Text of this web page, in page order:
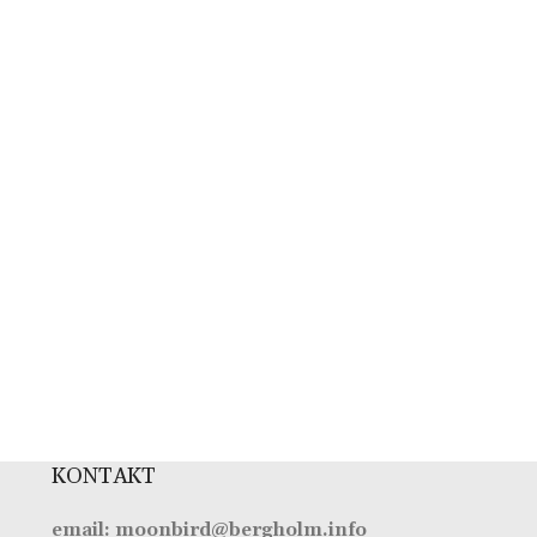
KONTAKT
email: moonbird@bergholm.info